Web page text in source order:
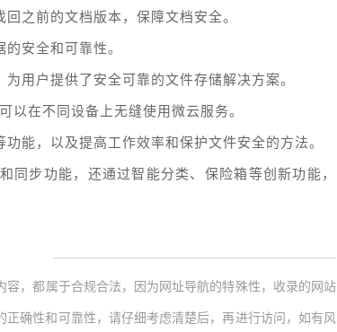
之前的文档版本，保障文档安全。
安全和可靠性。
用户提供了安全可靠的文件存储解决方案。
以在不同设备上无缝使用微云服务。
能，以及提高工作效率和保护文件安全的方法。
同步功能，还通过智能分类、保险箱等创新功能，
容，都属于合规合法，因为网址导航的特殊性，收录的网站
确性和可靠性，请仔细考虑清楚后，再进行访问，如有风